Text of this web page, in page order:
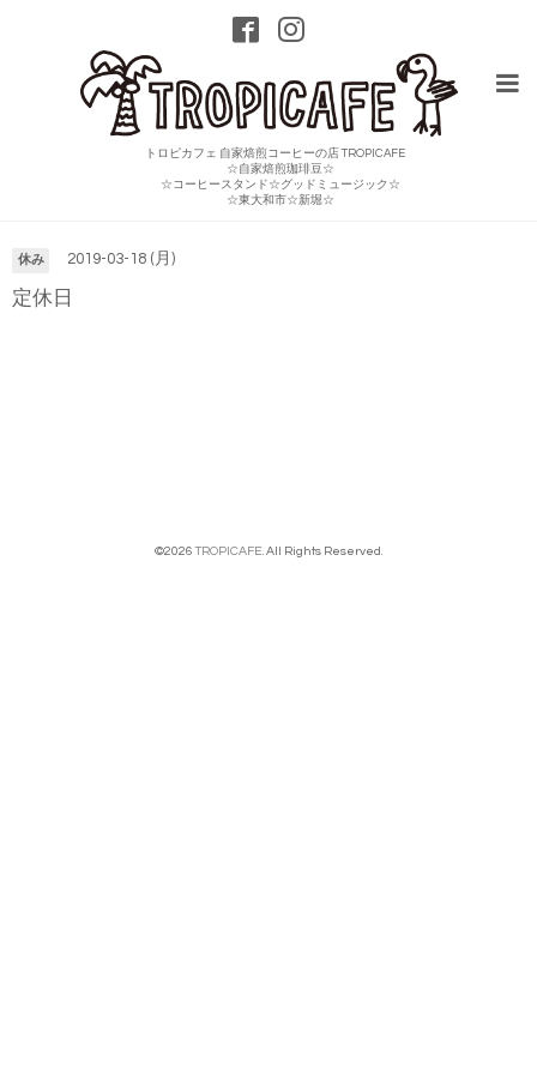
トロピカフェ 自家焙煎コーヒーの店 TROPICAFE
☆自家焙煎珈琲豆☆
☆コーヒースタンド☆グッドミュージック☆
☆東大和市☆新堀☆
休み 2019-03-18 (月)
定休日
©2026TROPICAFE . All Rights Reserved.